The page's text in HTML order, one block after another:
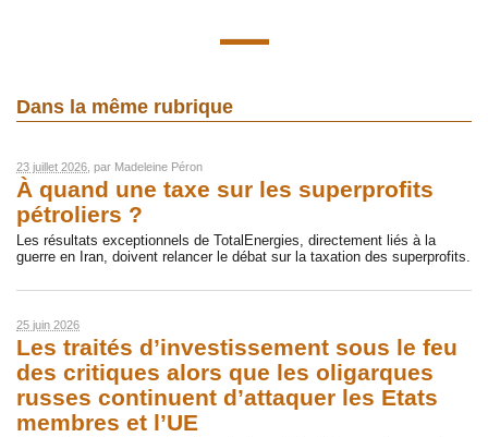
Dans la même rubrique
23 juillet 2026 , par Madeleine Péron
À quand une taxe sur les superprofits
pétroliers ?
Les résultats exceptionnels de TotalEnergies, directement liés à la
guerre en Iran, doivent relancer le débat sur la taxation des superprofits.
25 juin 2026
Les traités d’investissement sous le feu
des critiques alors que les oligarques
russes continuent d’attaquer les Etats
membres et l’UE